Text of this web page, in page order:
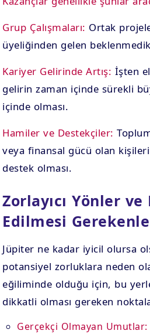
Grup Çalışmaları: Ortak
üyeliğinden gelen
Kariyer Gelirinde Artış: İşten
gelirin zaman içinde sürekli
içinde olması.
Hamiler ve Destekçiler:
veya finansal gücü olan
destek olması.
Zorlayıcı Yönler
Edilmesi
Jüpiter ne kadar iyicil olursa
potansiyel zorluklara neden
eğiliminde olduğu için, bu
dikkatli olması gereken
Gerçekçi Olmayan Umutlar: